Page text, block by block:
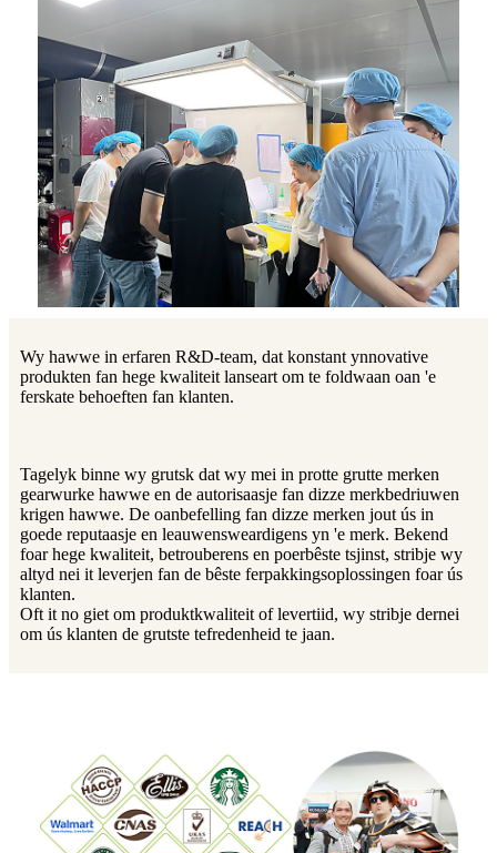
Wy hawwe in erfaren R&D-team, dat konstant ynnovative
produkten fan hege kwaliteit lanseart om te foldwaan oan 'e
ferskate behoeften fan klanten.
Tagelyk binne wy ​​grutsk dat wy mei in protte grutte merken
gearwurke hawwe en de autorisaasje fan dizze merkbedriuwen
krigen hawwe. De oanbefelling fan dizze merken jout ús in
goede reputaasje en leauwensweardigens yn 'e merk. Bekend
foar hege kwaliteit, betrouberens en poerbêste tsjinst, stribje wy
altyd nei it leverjen fan de bêste ferpakkingsoplossingen foar ús
klanten.
Oft it no giet om produktkwaliteit of levertiid, wy stribje dernei
om ús klanten de grutste tefredenheid te jaan.